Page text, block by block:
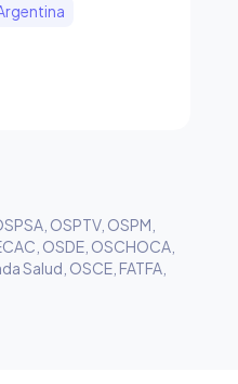
OSPTV, OSPM,
OSDE, OSCHOCA,
Salud, OSCE, FATFA,